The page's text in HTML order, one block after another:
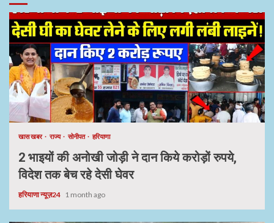
खास खबर राज्य सोनीपत हरियाणा
2 भाइयों की अनोखी जोड़ी ने दान किये करोड़ों रुपये,
विदेश तक बेच रहे देसी घेवर
हरियाणा न्यूज़24 1 month ago